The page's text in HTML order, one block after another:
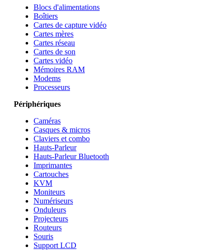
Blocs d'alimentations
Boîtiers
Cartes de capture vidéo
Cartes mères
Cartes réseau
Cartes de son
Cartes vidéo
Mémoires RAM
Modems
Processeurs
Périphériques
Caméras
Casques & micros
Claviers et combo
Hauts-Parleur
Hauts-Parleur Bluetooth
Imprimantes
Cartouches
KVM
Moniteurs
Numériseurs
Onduleurs
Projecteurs
Routeurs
Souris
Support LCD